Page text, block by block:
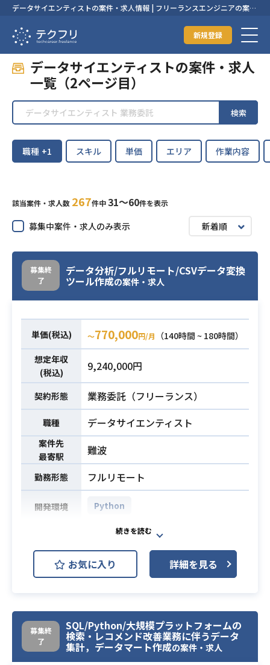
データサイエンティストの案件・求人情報 | フリーランスエンジニアの案
新規登録
データサイエンティストの案件・求人
一覧（2ページ目）
検索
職種 +1 スキル 単価 エリア 作業内容
該当案件・求人数 267件中31〜60件を表示
募集中案件・求人のみ表示 新着順
募集終
了
データ分析/フルリモート/CSVデータ変換
ツール作成の案件・求人
単価(税込) 〜770,000円/月
（140時間 ~ 180時間）
想定年収
(税込)
9,240,000円
契約形態 業務委託（フリーランス）
職種 データサイエンティスト
案件先
最寄駅
難波
勤務形態 フルリモート
開発環境 Python
≪具体的な業務内容は下記になりま
す≫
システムが吐き出すCSVのデータを
チェックし
基本設計/チェック機能の実装/データ
補填機能の実装を行っていただきま
す
詳細は面談時にお伝えいたします。
お気に入り 詳細を見る
募集終
了
SQL/Python/大規模プラットフォームの
検索・レコメンド改善業務に伴うデータ
集計，データマート作成の案件・求人